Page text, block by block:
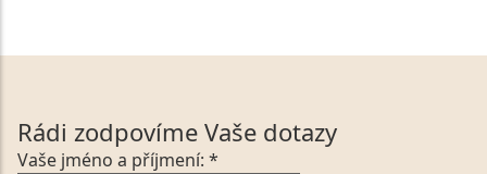
Rádi zodpovíme Vaše dotazy
Vaše jméno a příjmení: *